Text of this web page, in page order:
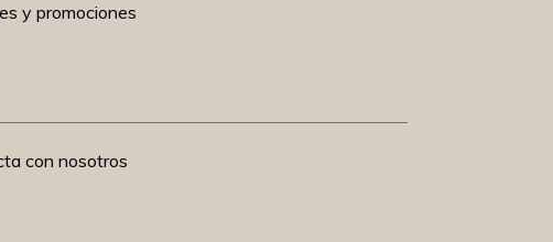
y promociones
con nosotros